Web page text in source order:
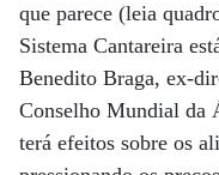
que parece (leia
Sistema Cantareira
Benedito Braga, ex-
Conselho Mundial da
terá efeitos sobre os